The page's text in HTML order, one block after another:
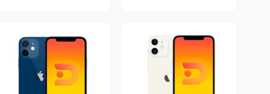
Vista Previa Vista Previa